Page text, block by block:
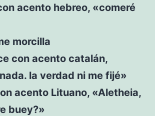
acento hebreo, «comeré
morcilla
con acento catalán,
la verdad ni me fijé»
acento Lituano, «Aletheia,
buey?»